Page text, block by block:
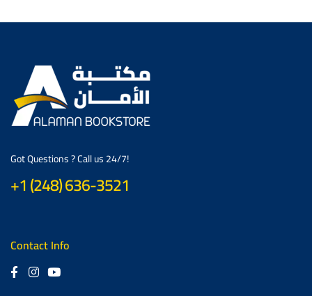
Got Questions ? Call us 24/7!
+1 (248) 636-3521
Contact Info